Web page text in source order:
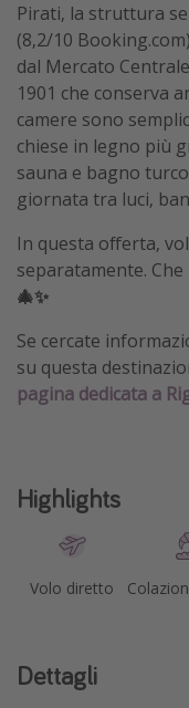
Pirati, la struttura
(8,2/10
dal Mercato
1901 che conserva
camere sono
chiese in legno più
sauna e bagno
giornata tra luci,
In questa offerta,
separatamente.
🎄✨
Se cercate
su questa
pagina dedicata a
Highlights
Volo diretto
Dettagli